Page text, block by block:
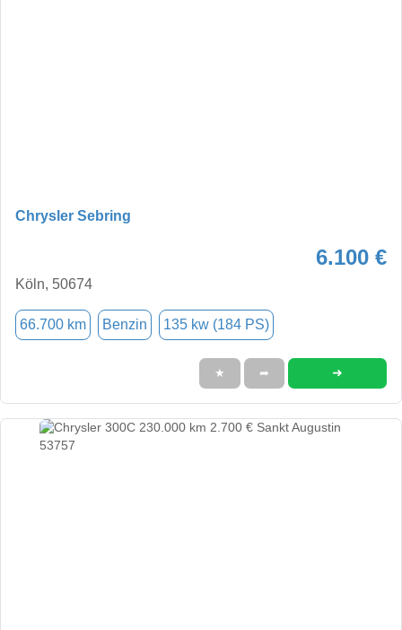
Chrysler Sebring
6.100 €
Köln, 50674
66.700 km Benzin 135 kw (184 PS)
★ ➦ ➜